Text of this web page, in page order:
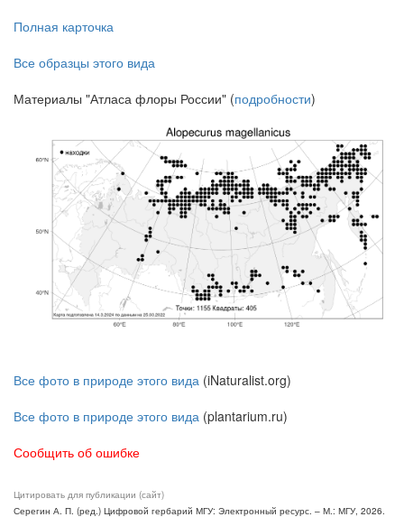
Полная карточка
Все образцы этого вида
Материалы "Атласа флоры России" (подробности)
Все фото в природе этого вида (iNaturalist.org)
Все фото в природе этого вида (plantarium.ru)
Сообщить об ошибке
Цитировать для публикации (сайт)
Серегин А. П. (ред.) Цифровой гербарий МГУ: Электронный ресурс. – М.: МГУ, 2026.